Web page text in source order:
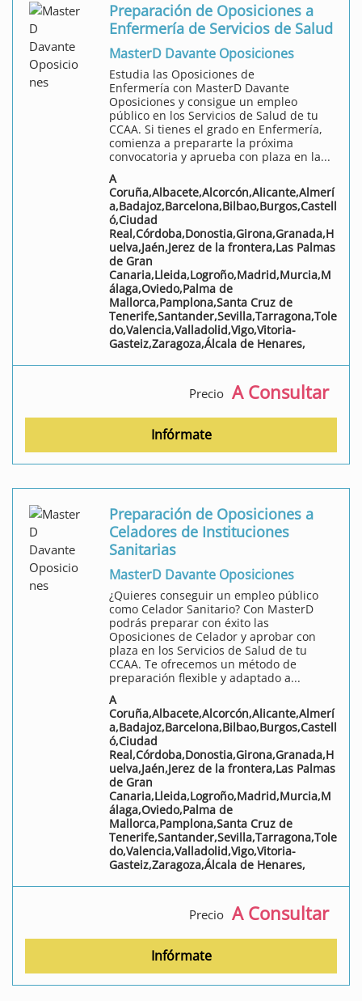
Preparación de Oposiciones a
Enfermería de Servicios de Salud
MasterD Davante Oposiciones
Estudia las Oposiciones de
Enfermería con MasterD Davante
Oposiciones y consigue un empleo
público en los Servicios de Salud de tu
CCAA. Si tienes el grado en Enfermería,
comienza a prepararte la próxima
convocatoria y aprueba con plaza en la...
A
Coruña,Albacete,Alcorcón,Alicante,Almerí
a,Badajoz,Barcelona,Bilbao,Burgos,Castell
ó,Ciudad
Real,Córdoba,Donostia,Girona,Granada,H
uelva,Jaén,Jerez de la frontera,Las Palmas
de Gran
Canaria,Lleida,Logroño,Madrid,Murcia,M
álaga,Oviedo,Palma de
Mallorca,Pamplona,Santa Cruz de
Tenerife,Santander,Sevilla,Tarragona,Tole
do,Valencia,Valladolid,Vigo,Vitoria-
Gasteiz,Zaragoza,Álcala de Henares,
Precio A Consultar
Infórmate
Preparación de Oposiciones a
Celadores de Instituciones
Sanitarias
MasterD Davante Oposiciones
¿Quieres conseguir un empleo público
como Celador Sanitario? Con MasterD
podrás preparar con éxito las
Oposiciones de Celador y aprobar con
plaza en los Servicios de Salud de tu
CCAA. Te ofrecemos un método de
preparación flexible y adaptado a...
A
Coruña,Albacete,Alcorcón,Alicante,Almerí
a,Badajoz,Barcelona,Bilbao,Burgos,Castell
ó,Ciudad
Real,Córdoba,Donostia,Girona,Granada,H
uelva,Jaén,Jerez de la frontera,Las Palmas
de Gran
Canaria,Lleida,Logroño,Madrid,Murcia,M
álaga,Oviedo,Palma de
Mallorca,Pamplona,Santa Cruz de
Tenerife,Santander,Sevilla,Tarragona,Tole
do,Valencia,Valladolid,Vigo,Vitoria-
Gasteiz,Zaragoza,Álcala de Henares,
Precio A Consultar
Infórmate